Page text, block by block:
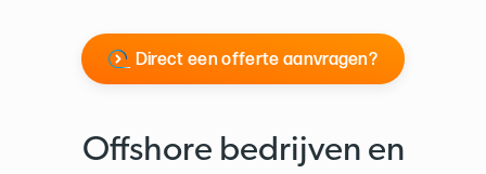
Direct een offerte aanvragen?
Offshore bedrijven en